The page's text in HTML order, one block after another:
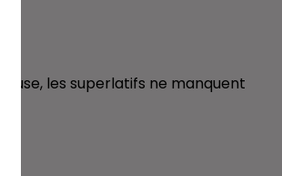
les superlatifs ne manquent